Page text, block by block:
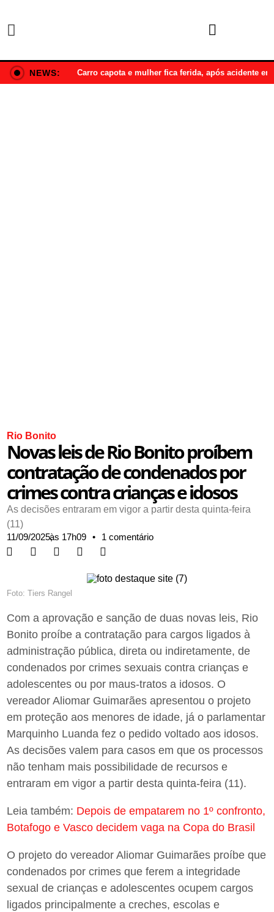
NEWS: Carro capota e mulher fica ferida, após acidente
Rio Bonito
Novas leis de Rio Bonito proíbem
contratação de condenados por
crimes contra crianças e idosos
As decisões entraram em vigor a partir desta quinta-feira
(11)
11/09/2025,às 17h09 • 1 comentário
Foto: Tiers Rangel
Com a aprovação e sanção de duas novas leis, Rio
Bonito proíbe a contratação para cargos ligados à
administração pública, direta ou indiretamente, de
condenados por crimes sexuais contra crianças e
adolescentes ou por maus-tratos a idosos. O
vereador Aliomar Guimarães apresentou o projeto
em proteção aos menores de idade, já o parlamentar
Marquinho Luanda fez o pedido voltado aos idosos.
As decisões valem para casos em que os processos
não tenham mais possibilidade de recursos e
entraram em vigor a partir desta quinta-feira (11).
Leia também: Depois de empatarem no 1º confronto,
Botafogo e Vasco decidem vaga na Copa do Brasil
O projeto do vereador Aliomar Guimarães proíbe que
condenados por crimes que ferem a integridade
sexual de crianças e adolescentes ocupem cargos
ligados principalmente a creches, escolas e